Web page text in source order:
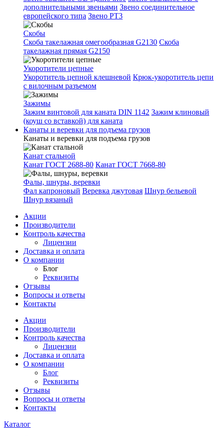
дополнительными звеньями Звено соединительное
европейского типа Звено РТ3
Скобы
Скоба такелажная омегообразная G2130 Скоба
такелажная прямая G2150
Укоротители цепные
Укоротитель цепной клешневой Крюк-укоротитель цепи
с вилочным разъемом
Зажимы
Зажим винтовой для каната DIN 1142 Зажим клиновый
(коуш со вставкой) для каната
Канаты и веревки для подъема грузов
Канаты и веревки для подъема грузов
Канат стальной
Канат ГОСТ 2688-80 Канат ГОСТ 7668-80
Фалы, шнуры, веревки
Фал капроновый Веревка джутовая Шнур бельевой
Шнур вязаный
Акции
Производители
Контроль качества
Лицензии
Доставка и оплата
О компании
Блог
Реквизиты
Отзывы
Вопросы и ответы
Контакты
Акции
Производители
Контроль качества
Лицензии
Доставка и оплата
О компании
Блог
Реквизиты
Отзывы
Вопросы и ответы
Контакты
Каталог